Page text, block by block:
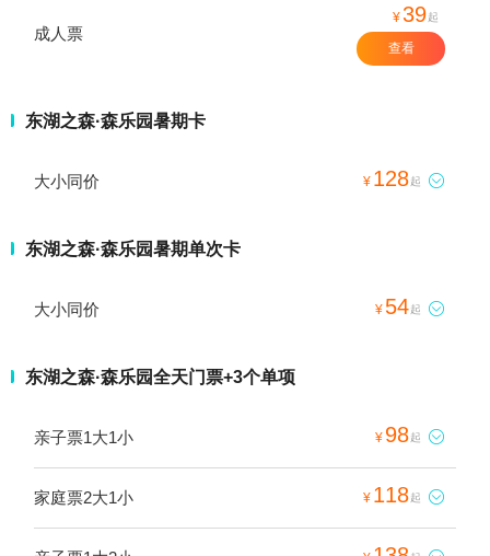
成人票
¥39起
查看
东湖之森·森乐园暑期卡
大小同价 ¥ 128起 
东湖之森·森乐园暑期单次卡
大小同价 ¥ 54起 
东湖之森·森乐园全天门票+3个单项
亲子票1大1小 ¥ 98起 
家庭票2大1小 ¥ 118起 